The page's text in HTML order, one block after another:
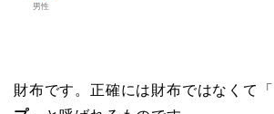
男性
財布です。正確には財布ではなくて「